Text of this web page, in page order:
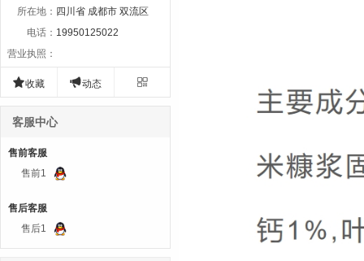
所在地 ： 四川省 成都市 双流区
电话 ： 19950125022
营业执照 ：
收藏 动态 
客服中心
售前客服
售前1
售后客服
售后1